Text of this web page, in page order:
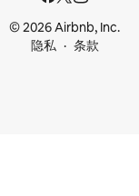
© 2026 Airbnb, Inc.
隐私
条款